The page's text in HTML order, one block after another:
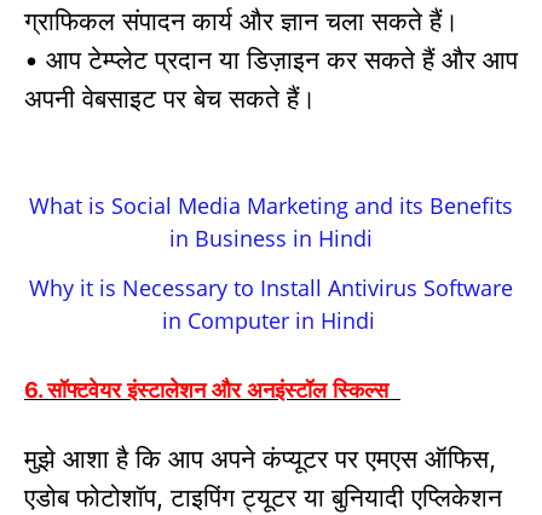
ग्राफिकल संपादन कार्य और ज्ञान चला सकते हैं।
• आप टेम्प्लेट प्रदान या डिज़ाइन कर सकते हैं और आप
अपनी वेबसाइट पर बेच सकते हैं।
What is Social Media Marketing and its Benefits
in Business in Hindi
Why it is Necessary to Install Antivirus Software
in Computer in Hindi
6.सॉफ्टवेयर इंस्टालेशन और अनइंस्टॉल स्किल्स
मुझे आशा है कि आप अपने कंप्यूटर पर एमएस ऑफिस,
एडोब फोटोशॉप,टाइपिंग ट्यूटर या बुनियादी एप्लिकेशन